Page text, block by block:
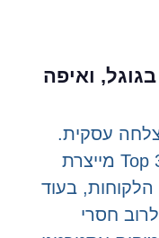
ואיפה
עסקית.
המאמר מדגיש כי רק הגעה ל-Top 3 מייצרת
בעוד
חסרי